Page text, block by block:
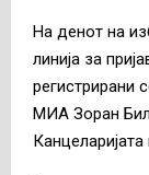
На денот на
линија за
регистрирани
МИА Зоран